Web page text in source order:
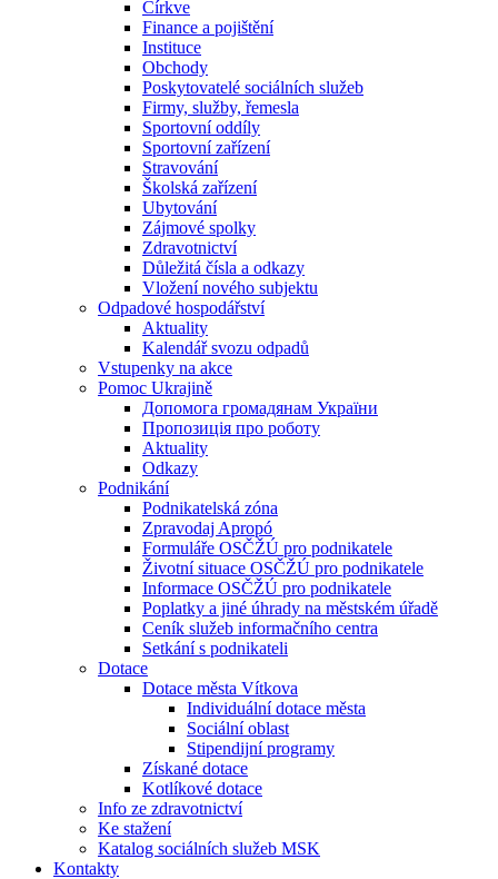
Církve
Finance a pojištění
Instituce
Obchody
Poskytovatelé sociálních služeb
Firmy, služby, řemesla
Sportovní oddíly
Sportovní zařízení
Stravování
Školská zařízení
Ubytování
Zájmové spolky
Zdravotnictví
Důležitá čísla a odkazy
Vložení nového subjektu
Odpadové hospodářství
Aktuality
Kalendář svozu odpadů
Vstupenky na akce
Pomoc Ukrajině
Допомога громадянам України
Пропозиція про роботу
Aktuality
Odkazy
Podnikání
Podnikatelská zóna
Zpravodaj Apropó
Formuláře OSČŽÚ pro podnikatele
Životní situace OSČŽÚ pro podnikatele
Informace OSČŽÚ pro podnikatele
Poplatky a jiné úhrady na městském úřadě
Ceník služeb informačního centra
Setkání s podnikateli
Dotace
Dotace města Vítkova
Individuální dotace města
Sociální oblast
Stipendijní programy
Získané dotace
Kotlíkové dotace
Info ze zdravotnictví
Ke stažení
Katalog sociálních služeb MSK
Kontakty